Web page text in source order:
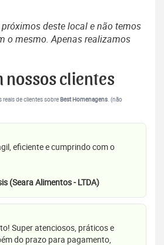
deste local e não temos
o mesmo. Apenas realizamos
nossos clientes
de clientes sobre Best Homenagens. (não
eficiente e cumprindo com o
(Seara Alimentos - LTDA)
Super atenciosos, práticos e
do prazo para pagamento,